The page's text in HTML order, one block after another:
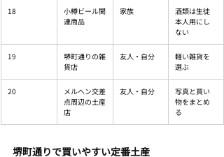
18
小樽ビール関
連商品
家族
酒類は生徒
本人用にし
ない
19
堺町通りの雑
貨店
友人・自分
軽い雑貨を
選ぶ
20
メルヘン交差
点周辺の土産
店
友人・自分
写真と買い
物をまとめ
る
堺町通りで買いやすい定番土産